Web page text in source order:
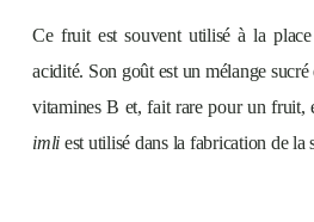
Ce fruit est souvent utilisé à la
acidité. Son goût est un mélange
vitamines B et, fait rare pour un fruit,
imli est utilisé dans la fabrication de la